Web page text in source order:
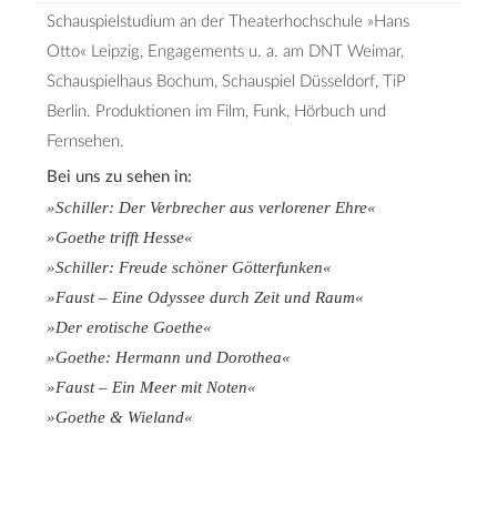
Schauspielstudium an der Theaterhochschule »Hans
Otto« Leipzig, Engagements u. a. am DNT Weimar,
Schauspielhaus Bochum, Schauspiel Düsseldorf, TiP
Berlin. Produktionen im Film, Funk, Hörbuch und
Fernsehen.
Bei uns zu sehen in:
»Schiller: Der Verbrecher aus verlorener Ehre«
»Goethe trifft Hesse«
»Schiller: Freude schöner Götterfunken«
»Faust – Eine Odyssee durch Zeit und Raum«
»Der erotische Goethe«
»Goethe: Hermann und Dorothea«
»Faust – Ein Meer mit Noten«
»Goethe & Wieland«